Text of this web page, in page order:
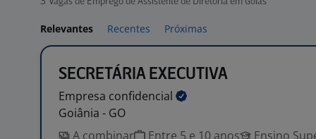
Relevantes Recentes Próximas
SECRETÁRIA EXECUTIVA
Empresa confidencial
Goiânia - GO
A combinar
Entre 5 e 10 anos Ensino